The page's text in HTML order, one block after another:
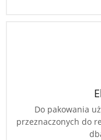
Do pakowania
przeznaczonych do